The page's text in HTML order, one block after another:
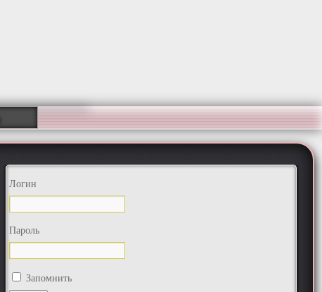
Логин
Пароль
Запомнить